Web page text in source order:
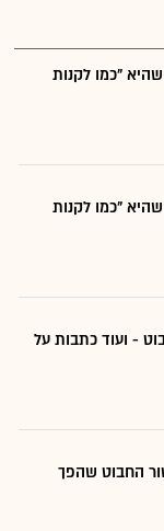
"כמו לקנות
"כמו לקנות
- ועוד כתבות על
החבוט שהפך